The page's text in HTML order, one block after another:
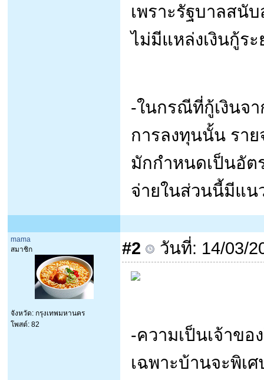
เพราะรัฐบาลสนั
ไม่มีแหล่งเงินกู้ร
-ในกรณีที่กู้เงินจ
การลงทุนนั้น รา
มักกำหนดเป็นอัต
จ่ายในส่วนนี้มีแ
mama
สมาชิก
จังหวัด: กรุงเทพมหานคร
โพสต์: 82
#2 วันที่: 14/03/
-ความเป็นเจ้าข
เฉพาะบ้านจะพิเ